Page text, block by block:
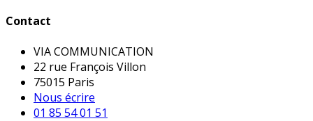
Contact
VIA COMMUNICATION
22 rue François Villon
75015 Paris
Nous écrire
01 85 54 01 51